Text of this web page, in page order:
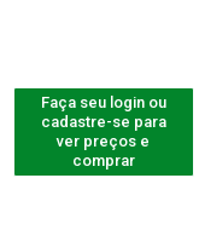
Faça seu login ou
cadastre-se para
ver preços e
comprar